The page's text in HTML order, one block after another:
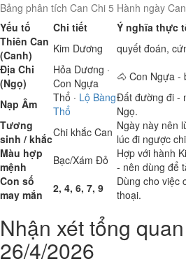
Bảng phân tích Can Chi 5 Hành ngày
Yếu tố
Chi tiết
Ý nghĩa thực
Thiên Can
(Canh)
Kim Dương
quyết đoán,
Địa Chi
(Ngọ)
Hỏa Dương ·
Con Ngựa
🐴 Con Ngựa -
Nạp Âm
Thổ · Lộ Bàng
Thổ
Đất đường đi -
Ngọ.
Tương
sinh / khắcChi khắc Can Ngày này nên
lúc đi ngược
Màu hợp
mệnh
Bạc/Xám Đỏ
Hợp với hành
- nên dùng để
Con số
may mắn
2, 4, 6, 7, 9
Dùng cho việc
thoại.
Nhận xét tổng
26/4/2026